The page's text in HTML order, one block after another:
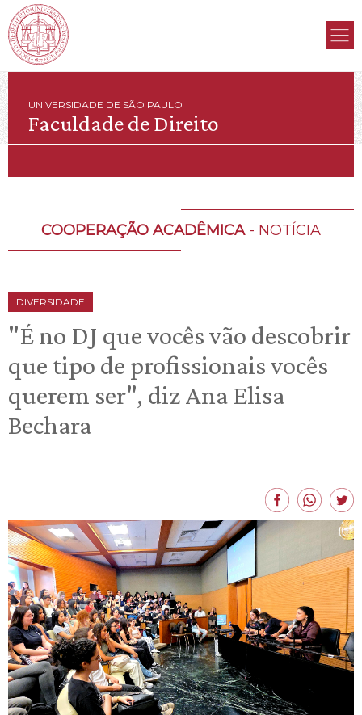
UNIVERSIDADE DE SÃO PAULO
Faculdade de Direito
COOPERAÇÃO ACADÊMICA- NOTÍCIA
DIVERSIDADE
"É no DJ que vocês vão descobrir
que tipo de profissionais vocês
querem ser", diz Ana Elisa
Bechara